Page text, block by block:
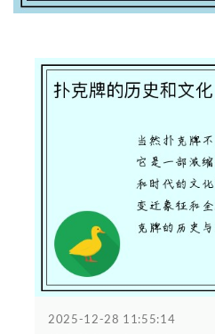
2025-12-28 11:55:14